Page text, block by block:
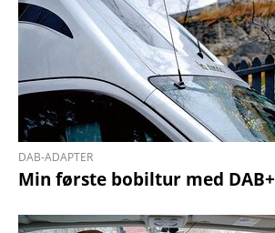
DAB-ADAPTER
Min første bobiltur med DAB+